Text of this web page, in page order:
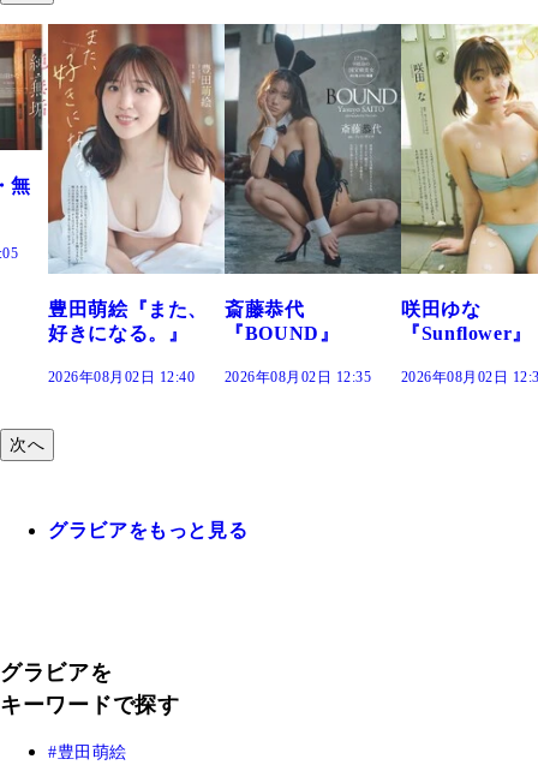
斎藤恭代
『BOUND』
2026年08月02日 12:35
咲田ゆな
『Sunflower』
2026年08月02日 12:30
藤水咲桜『花
だまり』
2026年08月02日
次へ
グラビアをもっと見る
グラビアを
キーワードで探す
豊田萌絵